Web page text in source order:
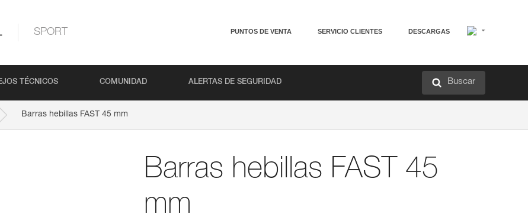
SPORT PUNTOS DE VENTA SERVICIO CLIENTES DESCARGAS
TÉCNICOS COMUNIDAD ALERTAS DE SEGURIDAD Buscar
Barras hebillas FAST 45 mm
Barras hebillas FAST 45
mm